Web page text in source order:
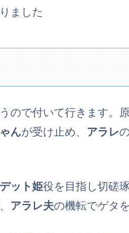
ました
ので付いて行きます。
んが受け止め、 アラレ
ット姫役を目指し切磋
アラレ夫の機転でゲタ